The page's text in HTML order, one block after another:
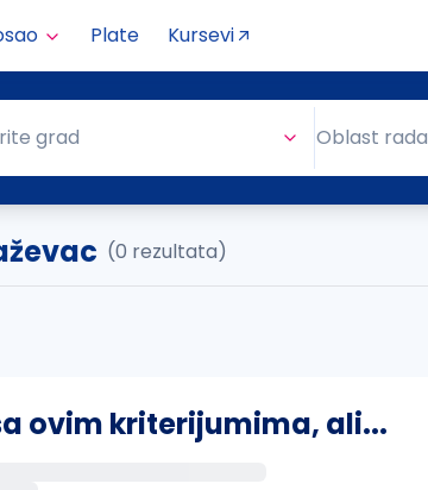
Plate Kursevi
grad Oblast rada
(0 rezultata)
ovim kriterijumima, ali...